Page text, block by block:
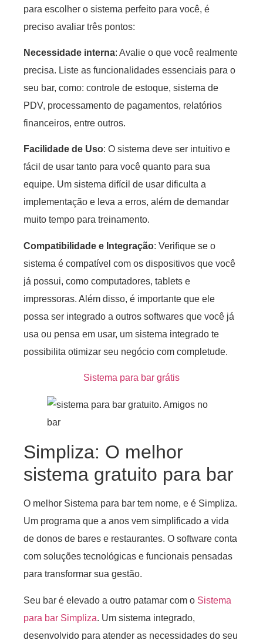
para escolher o sistema perfeito para você, é
preciso avaliar três pontos:
Necessidade interna: Avalie o que você realmente
precisa. Liste as funcionalidades essenciais para o
seu bar, como: controle de estoque, sistema de
PDV, processamento de pagamentos, relatórios
financeiros, entre outros.
Facilidade de Uso: O sistema deve ser intuitivo e
fácil de usar tanto para você quanto para sua
equipe. Um sistema difícil de usar dificulta a
implementação e leva a erros, além de demandar
muito tempo para treinamento.
Compatibilidade e Integração: Verifique se o
sistema é compatível com os dispositivos que você
já possui, como computadores, tablets e
impressoras. Além disso, é importante que ele
possa ser integrado a outros softwares que você já
usa ou pensa em usar, um sistema integrado te
possibilita otimizar seu negócio com completude.
Sistema para bar grátis
Simpliza: O melhor
sistema gratuito para bar
O melhor Sistema para bar tem nome, e é Simpliza.
Um programa que a anos vem simplificado a vida
de donos de bares e restaurantes. O software conta
com soluções tecnológicas e funcionais pensadas
para transformar sua gestão.
Seu bar é elevado a outro patamar com o Sistema
para bar Simpliza. Um sistema integrado,
desenvolvido para atender as necessidades do seu